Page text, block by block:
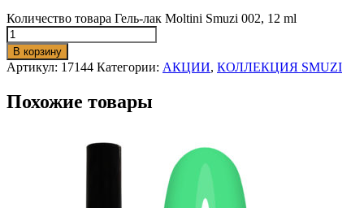
Количество товара Гель-лак Moltini Smuzi 002, 12 ml
В корзину
Артикул: 17144 Категории: АКЦИИ, КОЛЛЕКЦИЯ SMUZI
Похожие товары